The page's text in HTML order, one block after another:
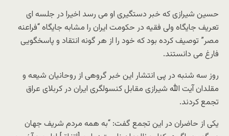
حسین شیرازی که خبر دستگیری او می رسد اخیرا در جلسه ای
تعریف جایگاه ولی فقیه در حکومت ایران را مشابه جایگاه “فراعنه
مصر” توصیف کرده بود که خود را از هر گونه انتقاد و پاسخگویی
فارغ می دانستند.
روز سه شنبه در پی انتشار این خبر گروهی از روحانیان شیعه و
مقلدان آیت الله شیرازی مقابل کنسولگری ایران در کربلای عراق
تجمع کردند.
یکی از حاضران در این تجمع گفت: “به همه مردم شریف جهان